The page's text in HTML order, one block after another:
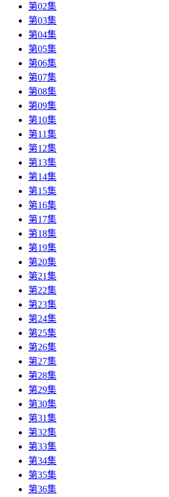
第02集
第03集
第04集
第05集
第06集
第07集
第08集
第09集
第10集
第11集
第12集
第13集
第14集
第15集
第16集
第17集
第18集
第19集
第20集
第21集
第22集
第23集
第24集
第25集
第26集
第27集
第28集
第29集
第30集
第31集
第32集
第33集
第34集
第35集
第36集